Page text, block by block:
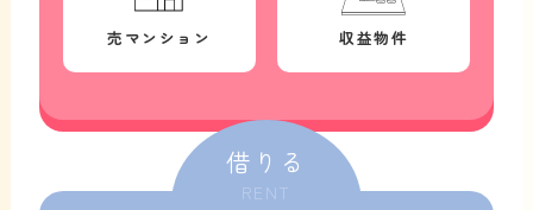
売マンション 収益物件
借りる
RENT